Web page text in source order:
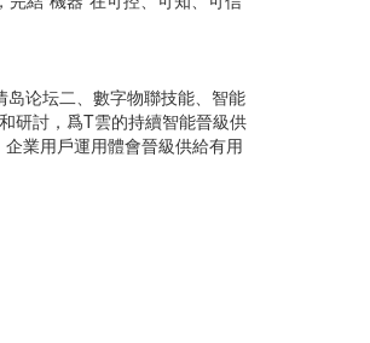
论坛二、數字物聯技能、智能
研討，爲T雲的持續智能晉級供
業用戶運用體會晉級供給有用